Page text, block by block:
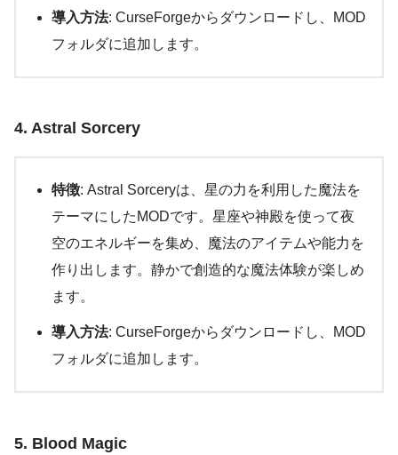
導入方法: CurseForgeからダウンロードし、MOD
フォルダに追加します。
4. Astral Sorcery
特徴: Astral Sorceryは、星の力を利用した魔法を
テーマにしたMODです。星座や神殿を使って夜
空のエネルギーを集め、魔法のアイテムや能力を
作り出します。静かで創造的な魔法体験が楽しめ
ます。
導入方法: CurseForgeからダウンロードし、MOD
フォルダに追加します。
5. Blood Magic